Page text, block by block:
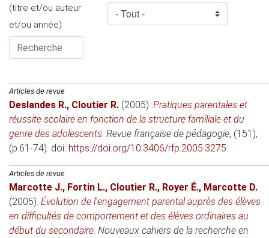
(titre et/ou auteur
et/ou année)
Articles de revue
Deslandes R., Cloutier R. (2005). Pratiques parentales et
réussite scolaire en fonction de la structure familiale et du
genre des adolescents. Revue française de pédagogie, (151),
(p.61-74). doi: https://doi.org/10.3406/rfp.2005.3275.
Articles de revue
Marcotte J., Fortin L., Cloutier R., Royer É., Marcotte D.
(2005). Évolution de l'engagement parental auprès des élèves
en difficultés de comportement et des élèves ordinaires au
début du secondaire. Nouveaux cahiers de la recherche en